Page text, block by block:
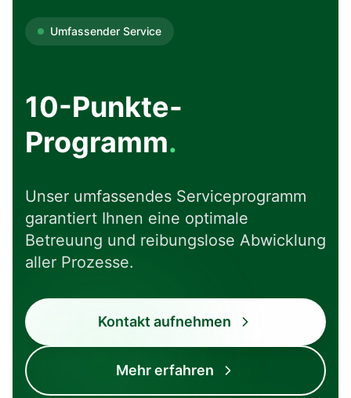
Umfassender Service
10-Punkte-
Programm.
Unser umfassendes Serviceprogramm
garantiert Ihnen eine optimale
Betreuung und reibungslose Abwicklung
aller Prozesse.
Kontakt aufnehmen
Mehr erfahren
Komplett
Alles aus einer
Transparent
Klare Prozesse